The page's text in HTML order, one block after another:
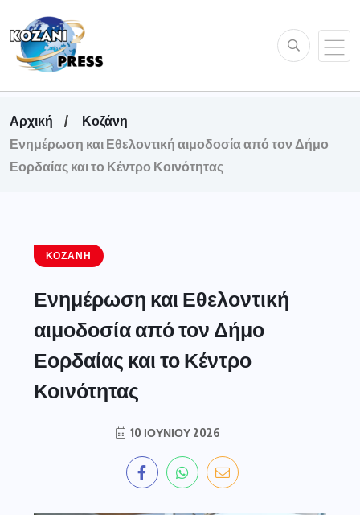
Αρχική
Κοζάνη
Ενημέρωση και Εθελοντική αιμοδοσία από τον Δήμο
Εορδαίας και το Κέντρο Κοινότητας
ΚΟΖΆΝΗ
Ενημέρωση και Εθελοντική
αιμοδοσία από τον Δήμο
Εορδαίας και το Κέντρο
Κοινότητας
10 ΙΟΥΝΊΟΥ 2026